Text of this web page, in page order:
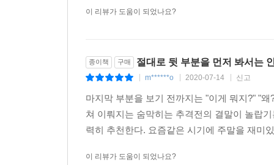
이 리뷰가 도움이 되었나요?
종이책 구매 절대로 뒷 부분을 먼저 봐서는
m******o 2020-07-14 신고
마지막 부분을 보기 전까지는 "이게 뭐지?" "
쳐 이뤄지는 숨막히는 추격전의 결말이 놀랍
력히 추천한다. 요즘같은 시기에 주말을 재미
이 리뷰가 도움이 되었나요?